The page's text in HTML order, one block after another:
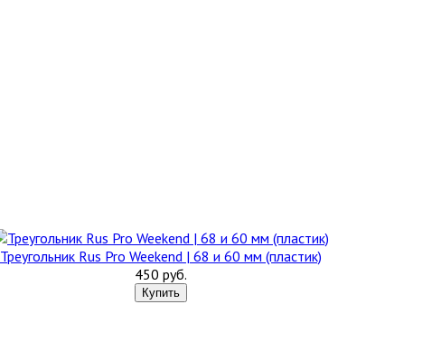
Треугольник Rus Pro Weekend | 68 и 60 мм (пластик)
450 руб.